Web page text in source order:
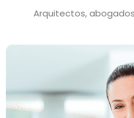
Arquitectos,